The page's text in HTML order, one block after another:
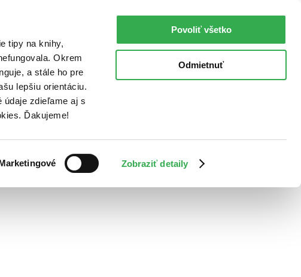
tipy na knihy,
Okrem
a stále ho pre
lepšiu orientáciu.
údaje zdieľame aj s
Ďakujeme!
Zobraziť detaily
Povoliť všetko
Odmietnuť